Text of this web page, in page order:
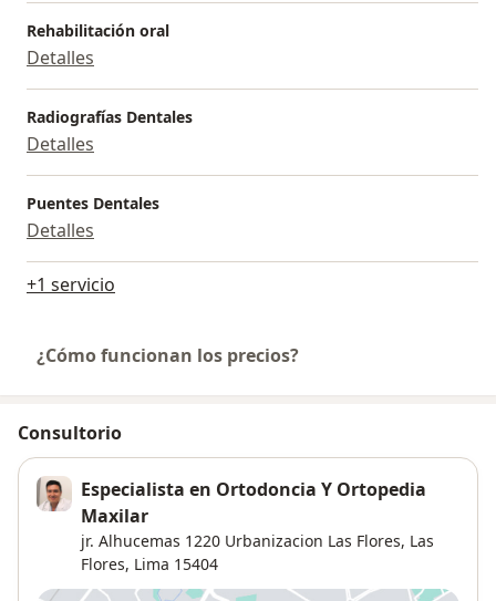
Rehabilitación oral
Detalles
Radiografías Dentales
Detalles
Puentes Dentales
Detalles
+1 servicio
¿Cómo funcionan los precios?
Consultorio
Especialista en Ortodoncia Y Ortopedia
Maxilar
jr. Alhucemas 1220 Urbanizacion Las Flores, Las
Flores, Lima 15404